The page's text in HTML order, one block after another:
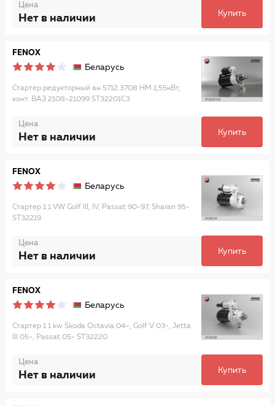
Цена
Нет в наличии Купить
FENOX
Беларусь
Стартер редукторный ан 5712.3708 НМ 1,55кВт,
конт. ВАЗ 2108-21099 ST32201C3
Цена
Нет в наличии Купить
FENOX
Беларусь
Стартер 1.1 VW Golf III, IV, Passat 90-97, Sharan 95-
ST32219
Цена
Нет в наличии Купить
FENOX
Беларусь
Стартер 1.1 kw Skoda Octavia 04-, Golf V 03-, Jetta
III 05-, Passat 05- ST32220
Цена
Нет в наличии Купить